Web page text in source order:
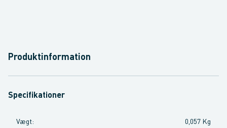
Produktinformation
Specifikationer
Vægt: 0,057 Kg